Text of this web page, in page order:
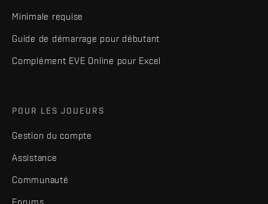
Minimale requise
Guide de démarrage pour débutant
Complément EVE Online pour Excel
POUR LES JOUEURS
Gestion du compte
Assistance
Communauté
Forums